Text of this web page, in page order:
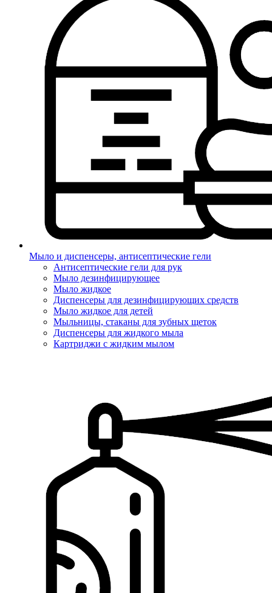
Мыло и диспенсеры, антисептические гели
Антисептические гели для рук
Мыло дезинфицирующее
Мыло жидкое
Диспенсеры для дезинфицирующих средств
Мыло жидкое для детей
Мыльницы, стаканы для зубных щеток
Диспенсеры для жидкого мыла
Картриджи с жидким мылом